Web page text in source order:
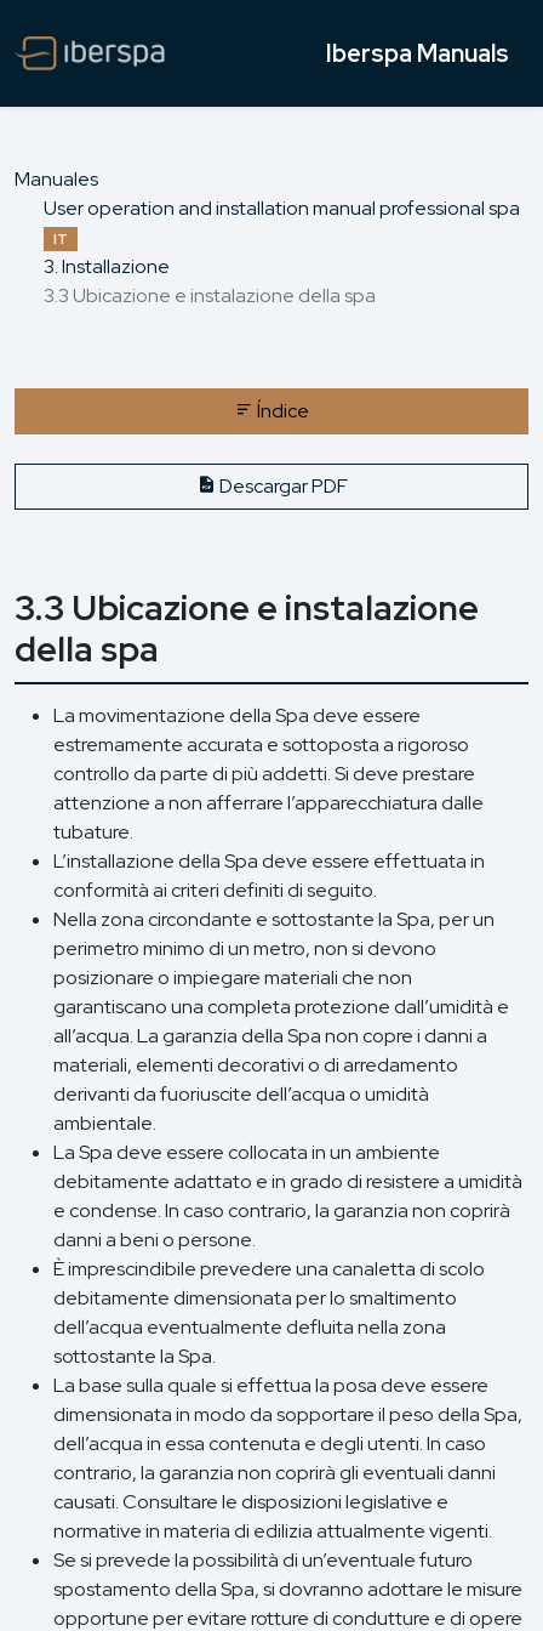
Iberspa Manuals
Manuales
User operation and installation manual professional spa
IT
3. Installazione
3.3 Ubicazione e instalazione della spa
Índice
Descargar PDF
3.3 Ubicazione e instalazione
della spa
La movimentazione della Spa deve essere
estremamente accurata e sottoposta a rigoroso
controllo da parte di più addetti. Si deve prestare
attenzione a non afferrare l’apparecchiatura dalle
tubature.
L’installazione della Spa deve essere effettuata in
conformità ai criteri definiti di seguito.
Nella zona circondante e sottostante la Spa, per un
perimetro minimo di un metro, non si devono
posizionare o impiegare materiali che non
garantiscano una completa protezione dall’umidità e
all’acqua. La garanzia della Spa non copre i danni a
materiali, elementi decorativi o di arredamento
derivanti da fuoriuscite dell’acqua o umidità
ambientale.
La Spa deve essere collocata in un ambiente
debitamente adattato e in grado di resistere a umidità
e condense. In caso contrario, la garanzia non coprirà
danni a beni o persone.
È imprescindibile prevedere una canaletta di scolo
debitamente dimensionata per lo smaltimento
dell’acqua eventualmente defluita nella zona
sottostante la Spa.
La base sulla quale si effettua la posa deve essere
dimensionata in modo da sopportare il peso della Spa,
dell’acqua in essa contenuta e degli utenti. In caso
contrario, la garanzia non coprirà gli eventuali danni
causati. Consultare le disposizioni legislative e
normative in materia di edilizia attualmente vigenti.
Se si prevede la possibilità di un’eventuale futuro
spostamento della Spa, si dovranno adottare le misure
opportune per evitare rotture di condutture e di opere